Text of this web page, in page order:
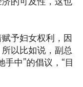
的可及性，这也
予妇女权利，因
以比如说，副总
中”的倡议，“目